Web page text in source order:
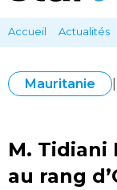
Aller
au
principal
Fil
Accueil Actualités
Mauritanie
M. Tidiani
au rang